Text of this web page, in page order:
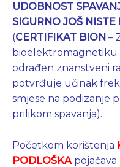
UDOBNOST
SIGURNO JOŠ
(CERTIFIKAT BION –
bioelektromagnetiku
odrađen znanstveni
potvrđuje učinak
smjese na podizanje
prilikom spavanja).
Početkom korištenja
PODLOŠKA